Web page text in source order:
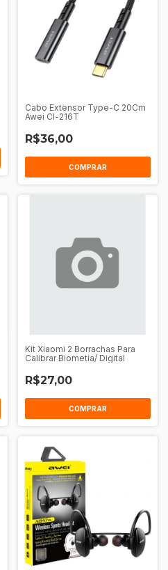
Cabo Extensor Type-C 20Cm
Awei Cl-216T
R$36,00
COMPRAR
Kit Xiaomi 2 Borrachas Para
Calibrar Biometia/ Digital
R$27,00
COMPRAR